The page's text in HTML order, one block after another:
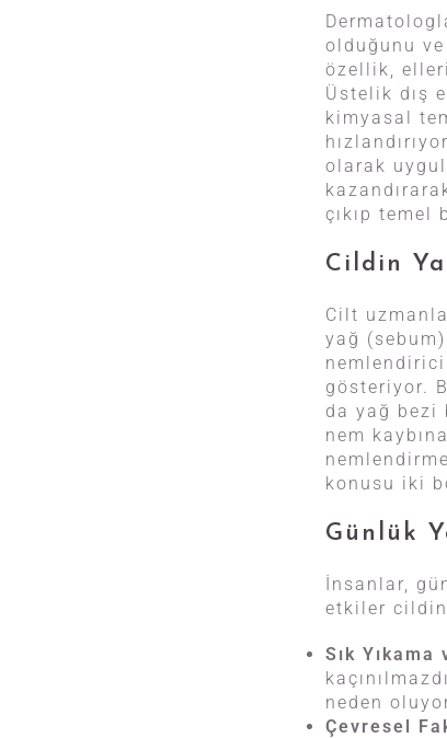
olduğunu
özellik,
Üstelik dış
kimyasal
olarak
çıkıp temel
Cildin
Cilt
yağ
gösteriyor.
da yağ bezi
nem
konusu iki
Günlük
İnsanlar,
etkiler cildin
Sık
neden
Çevresel